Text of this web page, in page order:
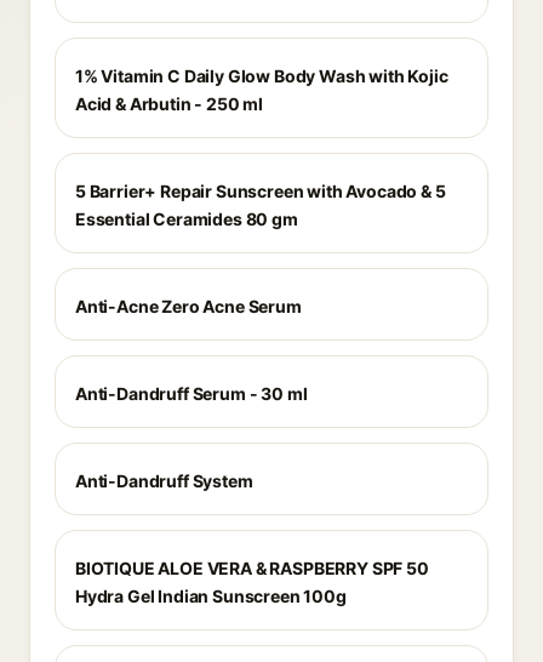
1% Vitamin C Daily Glow Body Wash with Kojic
Acid & Arbutin - 250 ml
5 Barrier+ Repair Sunscreen with Avocado & 5
Essential Ceramides 80 gm
Anti-Acne Zero Acne Serum
Anti-Dandruff Serum - 30 ml
Anti-Dandruff System
BIOTIQUE ALOE VERA & RASPBERRY SPF 50
Hydra Gel Indian Sunscreen 100g